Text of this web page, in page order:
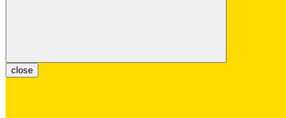
close